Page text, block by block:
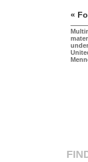
«